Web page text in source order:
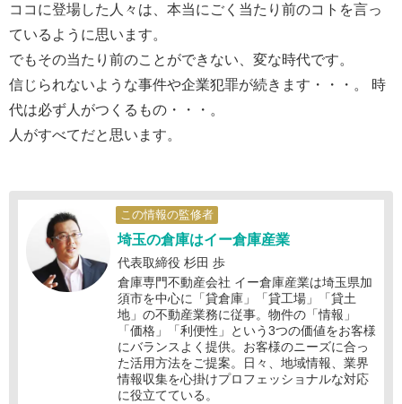
ココに登場した人々は、本当にごく当たり前のコトを言っ
ているように思います。
でもその当たり前のことができない、変な時代です。
信じられないような事件や企業犯罪が続きます・・・。 時
代は必ず人がつくるもの・・・。
人がすべてだと思います。
この情報の監修者
埼玉の倉庫はイー倉庫産業
代表取締役 杉田 歩
倉庫専門不動産会社 イー倉庫産業は埼玉県加
須市を中心に「貸倉庫」「貸工場」「貸土
地」の不動産業務に従事。物件の「情報」
「価格」「利便性」という3つの価値をお客様
にバランスよく提供。お客様のニーズに合っ
た活用方法をご提案。日々、地域情報、業界
情報収集を心掛けプロフェッショナルな対応
に役立てている。